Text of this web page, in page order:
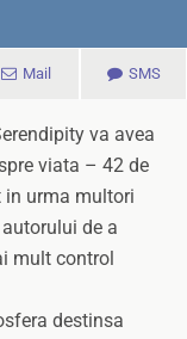
Mail SMS
va avea
viata – 42 de
in urma multori
de a
mult control
destinsa